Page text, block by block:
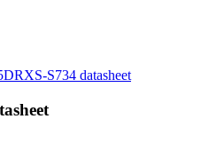
S734 datasheet